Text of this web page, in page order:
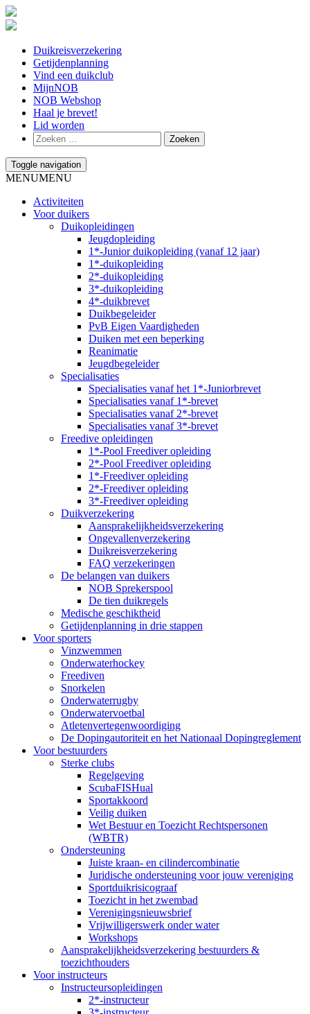
Duikreisverzekering
Getijdenplanning
Vind een duikclub
MijnNOB
NOB Webshop
Haal je brevet!
Lid worden
Toggle navigation
MENUMENU
Activiteiten
Voor duikers
Duikopleidingen
Jeugdopleiding
1*-Junior duikopleiding (vanaf 12 jaar)
1*-duikopleiding
2*-duikopleiding
3*-duikopleiding
4*-duikbrevet
Duikbegeleider
PvB Eigen Vaardigheden
Duiken met een beperking
Reanimatie
Jeugdbegeleider
Specialisaties
Specialisaties vanaf het 1*-Juniorbrevet
Specialisaties vanaf 1*-brevet
Specialisaties vanaf 2*-brevet
Specialisaties vanaf 3*-brevet
Freedive opleidingen
1*-Pool Freediver opleiding
2*-Pool Freediver opleiding
1*-Freediver opleiding
2*-Freediver opleiding
3*-Freediver opleiding
Duikverzekering
Aansprakelijkheidsverzekering
Ongevallenverzekering
Duikreisverzekering
FAQ verzekeringen
De belangen van duikers
NOB Sprekerspool
De tien duikregels
Medische geschiktheid
Getijdenplanning in drie stappen
Voor sporters
Vinzwemmen
Onderwaterhockey
Freediven
Snorkelen
Onderwaterrugby
Onderwatervoetbal
Atletenvertegenwoordiging
De Dopingautoriteit en het Nationaal Dopingreglement
Voor bestuurders
Sterke clubs
Regelgeving
ScubaFISHual
Sportakkoord
Veilig duiken
Wet Bestuur en Toezicht Rechtspersonen
(WBTR)
Ondersteuning
Juiste kraan- en cilindercombinatie
Juridische ondersteuning voor jouw vereniging
Sportduikrisicograaf
Toezicht in het zwembad
Verenigingsnieuwsbrief
Vrijwilligerswerk onder water
Workshops
Aansprakelijkheidsverzekering bestuurders &
toezichthouders
Voor instructeurs
Instructeursopleidingen
2*-instructeur